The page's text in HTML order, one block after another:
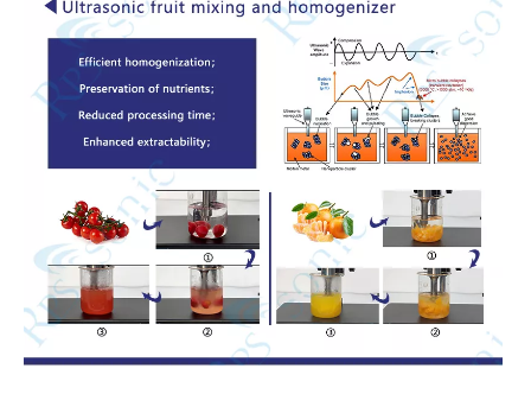
Traitement par ultrasons de l'aluminium fondu : principes, applications et perspectives
L'application des ultrasons dans l'industrie de la couture reflète